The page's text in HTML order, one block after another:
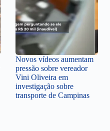
Novos vídeos aumentam
pressão sobre vereador
Vini Oliveira em
investigação sobre
transporte de Campinas